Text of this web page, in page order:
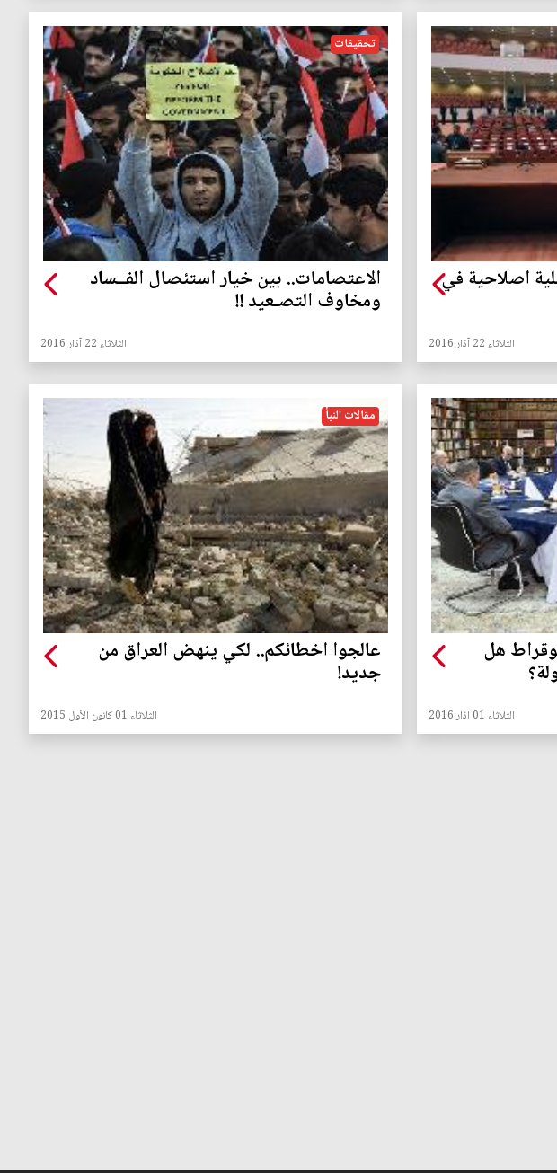
اصلاحية في
الثلاثاء 22 آذار 2016
تحقيقات
الاعتصامات.. بين خيار استئصال الفــساد
ومخاوف التصـعيد !!
الثلاثاء 22 آذار 2016
هل
الثلاثاء 01 آذار 2016
مقالات النبأ
عالجوا اخطائكم.. لكي ينهض العراق من
جديد!
الثلاثاء 01 كانون الأول 2015